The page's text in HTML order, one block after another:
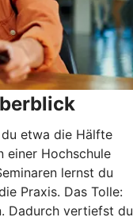
etwa die Hälfte
einer Hochschule
lernst du
Praxis. Das Tolle:
Dadurch vertiefst du